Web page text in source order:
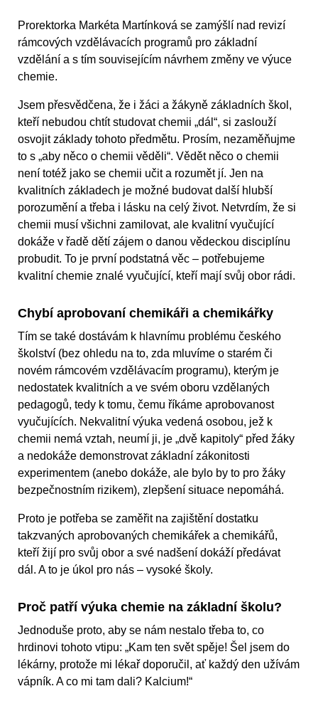
Prorektorka Markéta Martínková se zamýšlí nad revizí
rámcových vzdělávacích programů pro základní
vzdělání a s tím souvisejícím návrhem změny ve výuce
chemie.
Jsem přesvědčena, že i žáci a žákyně základních škol,
kteří nebudou chtít studovat chemii „dál“, si zaslouží
osvojit základy tohoto předmětu. Prosím, nezaměňujme
to s „aby něco o chemii věděli“. Vědět něco o chemii
není totéž jako se chemii učit a rozumět jí. Jen na
kvalitních základech je možné budovat další hlubší
porozumění a třeba i lásku na celý život. Netvrdím, že si
chemii musí všichni zamilovat, ale kvalitní vyučující
dokáže v řadě dětí zájem o danou vědeckou disciplínu
probudit. To je první podstatná věc – potřebujeme
kvalitní chemie znalé vyučující, kteří mají svůj obor rádi.
Chybí aprobovaní chemikáři a chemikářky
Tím se také dostávám k hlavnímu problému českého
školství (bez ohledu na to, zda mluvíme o starém či
novém rámcovém vzdělávacím programu), kterým je
nedostatek kvalitních a ve svém oboru vzdělaných
pedagogů, tedy k tomu, čemu říkáme aprobovanost
vyučujících. Nekvalitní výuka vedená osobou, jež k
chemii nemá vztah, neumí ji, je „dvě kapitoly“ před žáky
a nedokáže demonstrovat základní zákonitosti
experimentem (anebo dokáže, ale bylo by to pro žáky
bezpečnostním rizikem), zlepšení situace nepomáhá.
Proto je potřeba se zaměřit na zajištění dostatku
takzvaných aprobovaných chemikářek a chemikářů,
kteří žijí pro svůj obor a své nadšení dokáží předávat
dál. A to je úkol pro nás – vysoké školy.
Proč patří výuka chemie na základní školu?
Jednoduše proto, aby se nám nestalo třeba to, co
hrdinovi tohoto vtipu: „Kam ten svět spěje! Šel jsem do
lékárny, protože mi lékař doporučil, ať každý den užívám
vápník. A co mi tam dali? Kalcium!“